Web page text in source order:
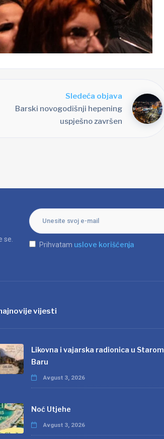
Sledeća objava
Barski novogodišnji hepening
uspješno završen
se.
Prihvatam uslove korišćenja
vijesti
Likovna i vajarska radionica u Starom
Baru
Avgust 3, 2026
Noć Utjehe
Avgust 3, 2026